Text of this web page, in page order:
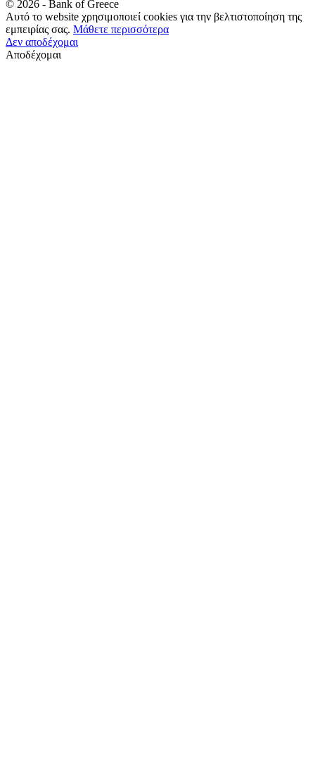
© 2026 - Bank of Greece
Αυτό το website χρησιμοποιεί cookies για την βελτιστοποίηση της
εμπειρίας σας. Μάθετε περισσότερα
Δεν αποδέχομαι
Αποδέχομαι